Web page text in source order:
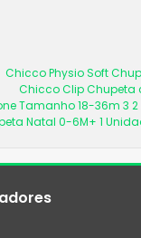
Chicco Physio Soft
Chicco Clip Chupeta
Tamanho 18-36m 3
Natal 0-6M+ 1